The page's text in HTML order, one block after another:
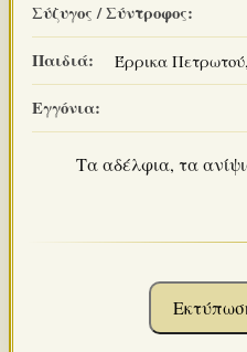
Σύζυγος / Σύντροφος:
Παιδιά: Έρρικα
Εγγόνια:
Τα αδέλφια, τα